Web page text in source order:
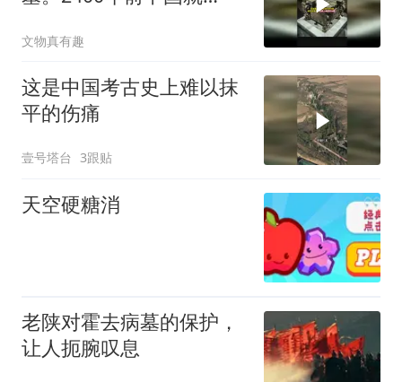
当“空调”用
文物真有趣
这是中国考古史上难以抹
平的伤痛
壹号塔台 3跟贴
天空硬糖消
老陕对霍去病墓的保护，
让人扼腕叹息